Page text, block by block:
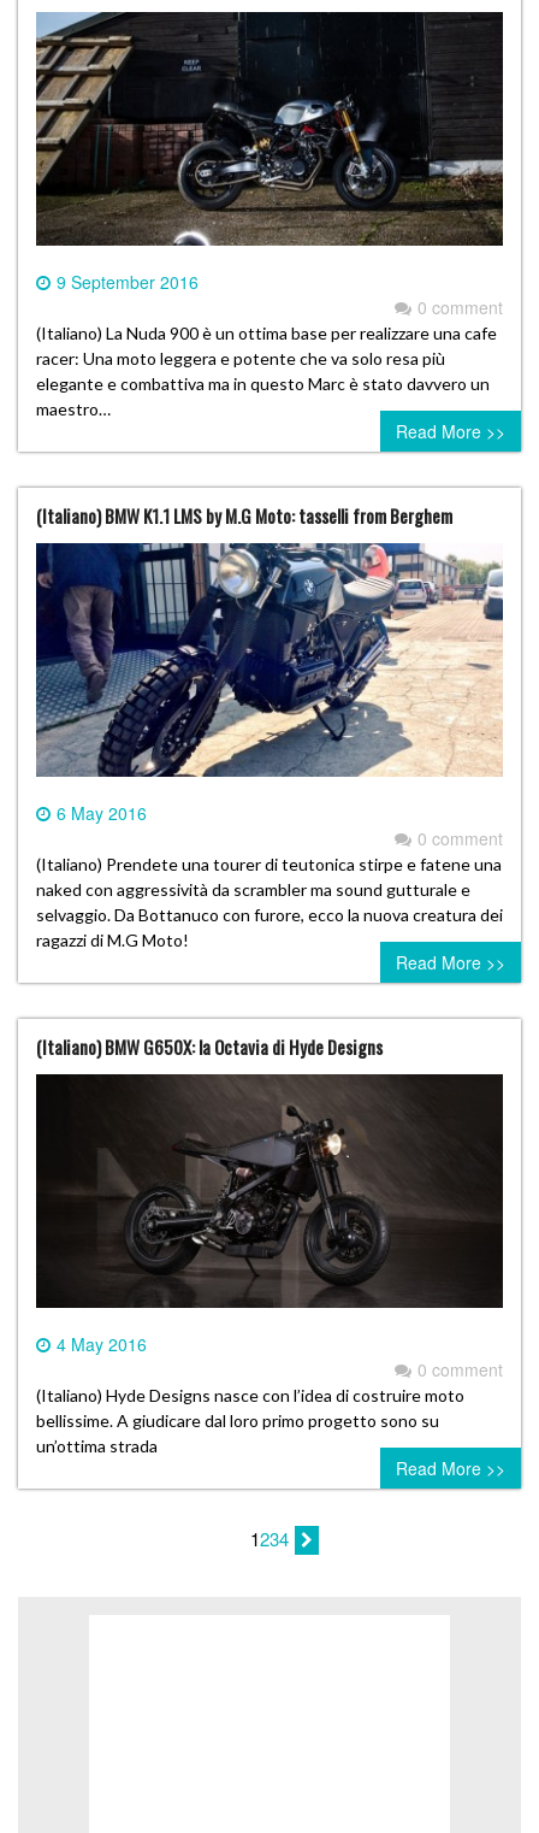
9 September 2016
0 comment
(Italiano) La Nuda 900 è un ottima base per realizzare una cafe
racer: Una moto leggera e potente che va solo resa più
elegante e combattiva ma in questo Marc è stato davvero un
maestro…
Read More >>
(Italiano) BMW K1.1 LMS by M.G Moto: tasselli from Berghem
6 May 2016
0 comment
(Italiano) Prendete una tourer di teutonica stirpe e fatene una
naked con aggressività da scrambler ma sound gutturale e
selvaggio. Da Bottanuco con furore, ecco la nuova creatura dei
ragazzi di M.G Moto!
Read More >>
(Italiano) BMW G650X: la Octavia di Hyde Designs
4 May 2016
0 comment
(Italiano) Hyde Designs nasce con l’idea di costruire moto
bellissime. A giudicare dal loro primo progetto sono su
un’ottima strada
Read More >>
1234